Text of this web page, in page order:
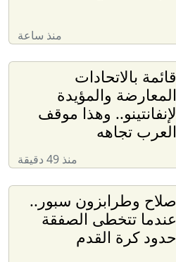
منذ ساعة
قائمة بالاتحادات
المعارضة والمؤيدة
لإنفانتينو.. وهذا موقف
العرب تجاهه
منذ 49 دقيقة
صلاح وطرابزون سبور..
عندما تتخطى الصفقة
حدود كرة القدم